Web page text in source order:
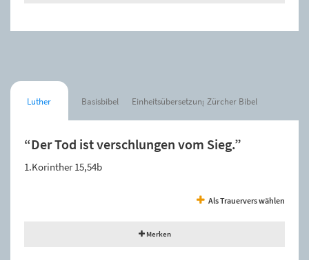
Luther Basisbibel Einheitsübersetzung Zürcher Bibel
“Der Tod ist verschlungen vom Sieg.”
1.Korinther 15,54b
Als Trauervers wählen
Merken